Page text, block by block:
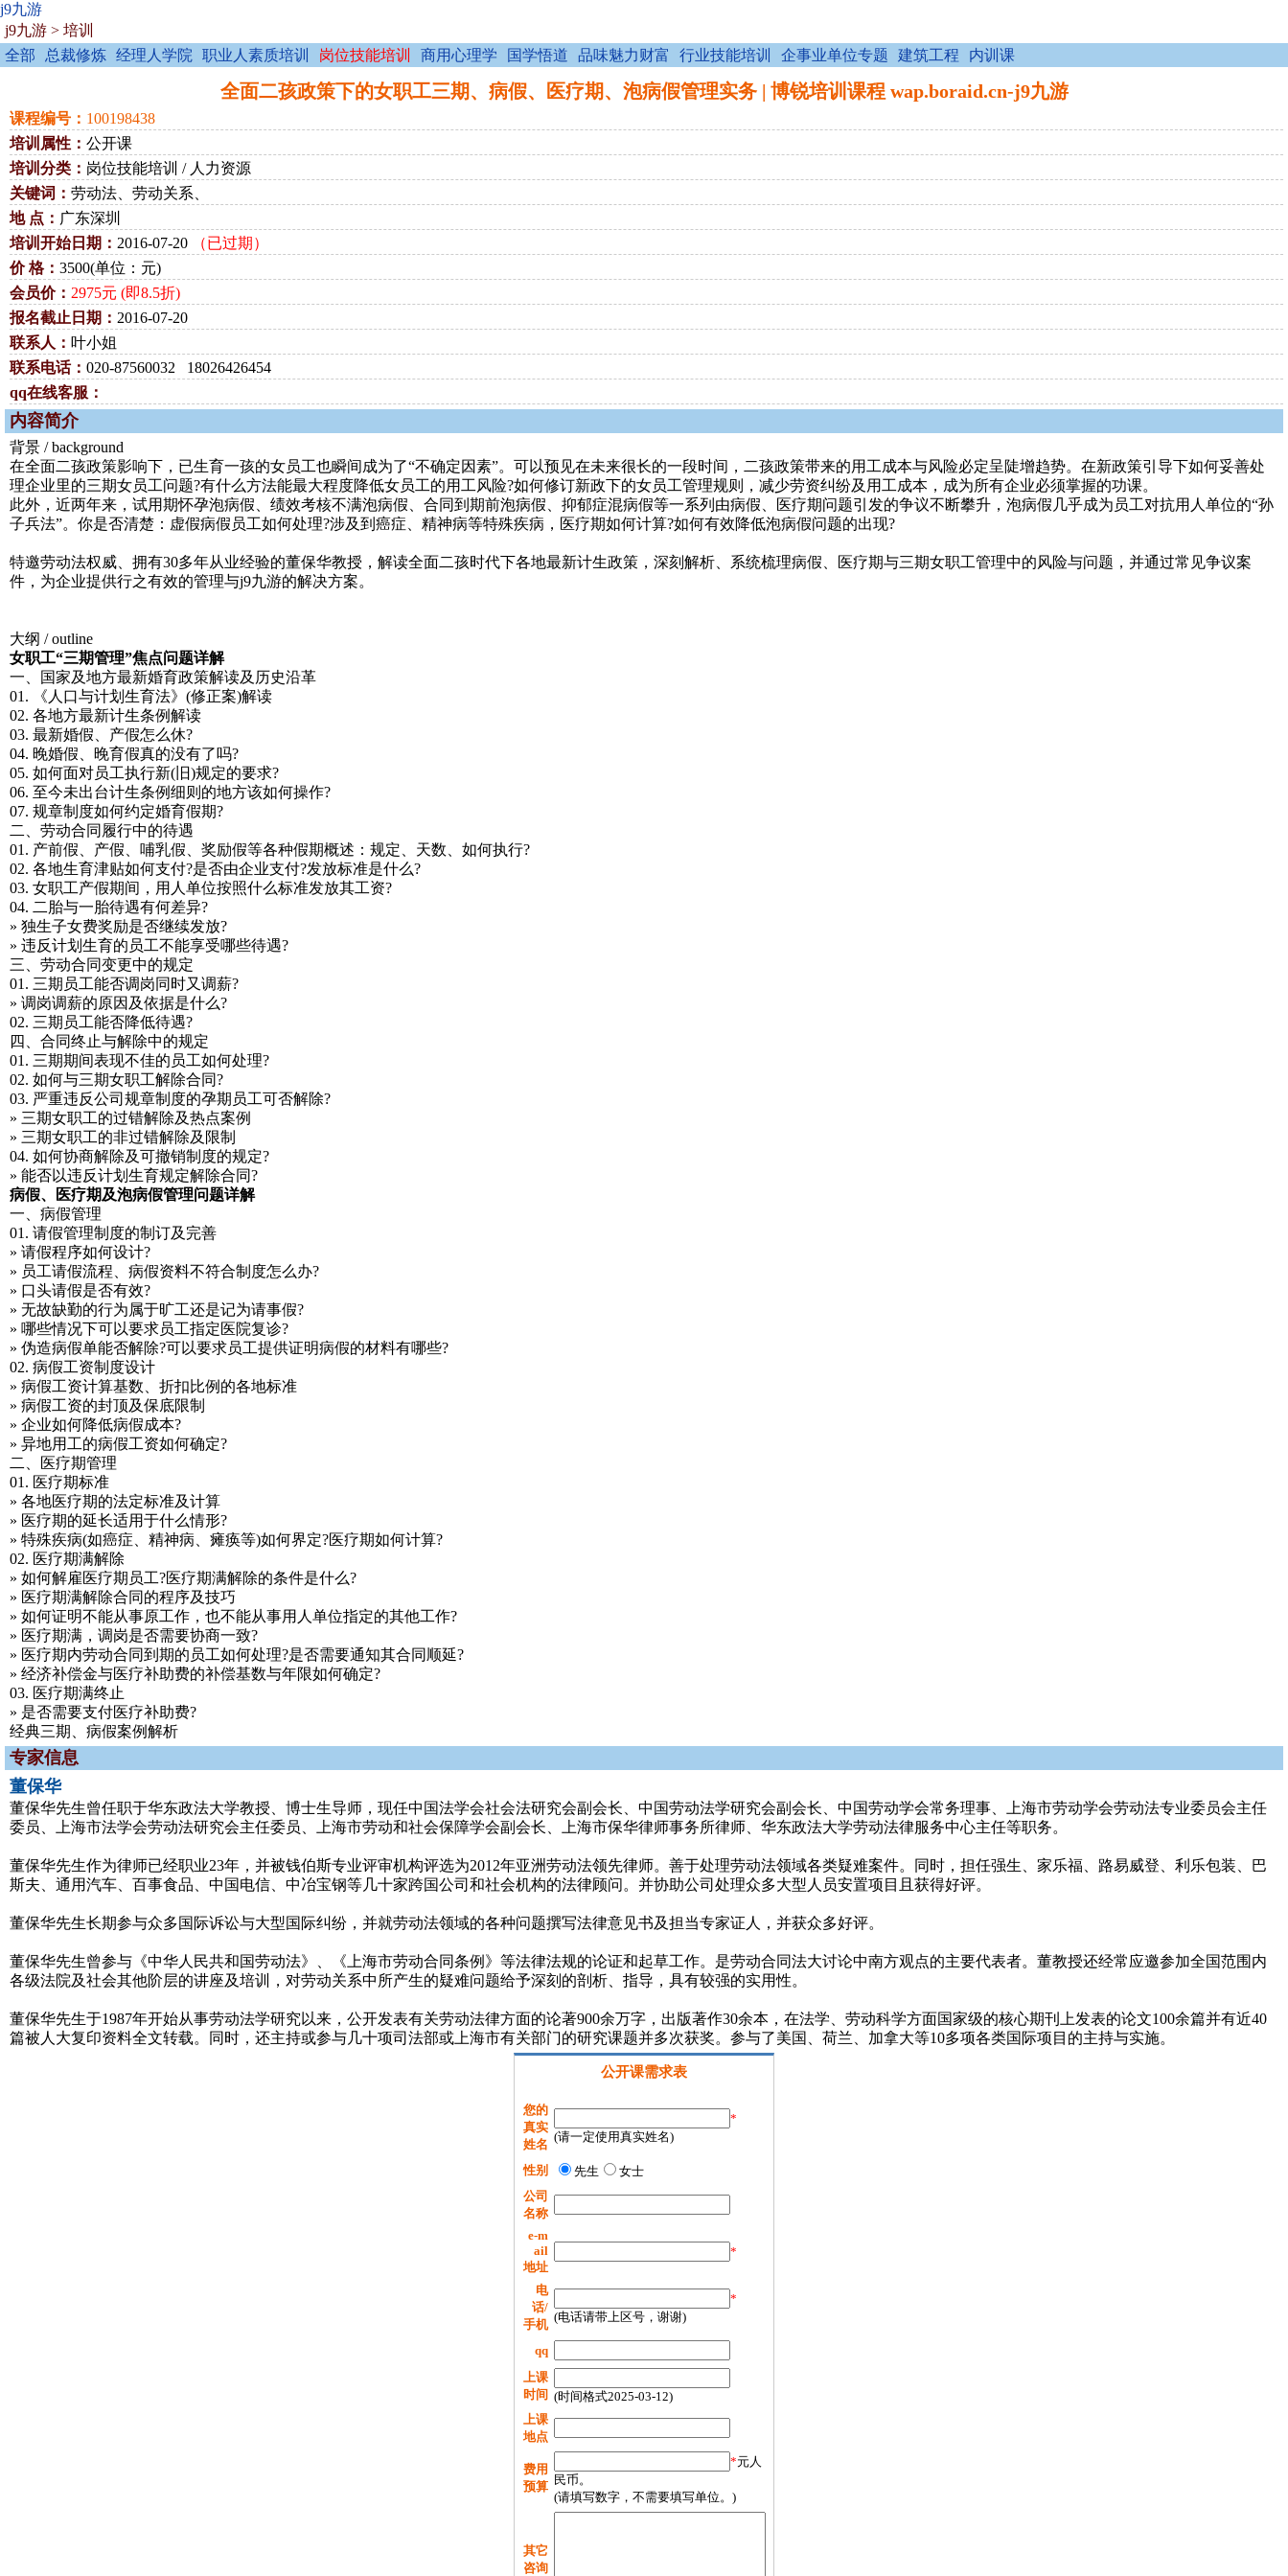
j9九游
j9九游 > 培训
全部
总裁修炼 经理人学院 职业人素质培训 岗位技能培训 商用心理学 国学悟道 品味魅力财富 行业技能培训 企事业单位专题 建筑工程 内训课
全面二孩政策下的女职工三期、病假、医疗期、泡病假管理实务 | 博锐培训课程 wap.boraid.cn-j9九游
课程编号： 100198438
培训属性： 公开课
培训分类： 岗位技能培训 / 人力资源
关键词： 劳动法、劳动关系、
地 点： 广东深圳
培训开始日期： 2016-07-20
（已过期）
价 格： 3500(单位：元)
会员价： 2975元 (即8.5折)
报名截止日期： 2016-07-20
联系人： 叶小姐
联系电话： 020-87560032 18026426454
qq在线客服：
内容简介
背景 / background
在全面二孩政策影响下，已生育一孩的女员工也瞬间成为了“不确定因素”。可以预见在未来很长的一段时间，二孩政策带来的用工成本与风险必定呈陡增趋势。在新政策引导下如何妥善处
理企业里的三期女员工问题?有什么方法能最大程度降低女员工的用工风险?如何修订新政下的女员工管理规则，减少劳资纠纷及用工成本，成为所有企业必须掌握的功课。
此外，近两年来，试用期怀孕泡病假、绩效考核不满泡病假、合同到期前泡病假、抑郁症混病假等一系列由病假、医疗期问题引发的争议不断攀升，泡病假几乎成为员工对抗用人单位的“孙
子兵法”。你是否清楚：虚假病假员工如何处理?涉及到癌症、精神病等特殊疾病，医疗期如何计算?如何有效降低泡病假问题的出现?
特邀劳动法权威、拥有30多年从业经验的董保华教授，解读全面二孩时代下各地最新计生政策，深刻解析、系统梳理病假、医疗期与三期女职工管理中的风险与问题，并通过常见争议案
件，为企业提供行之有效的管理与j9九游的解决方案。
大纲 / outline
女职工“三期管理”焦点问题详解
一、国家及地方最新婚育政策解读及历史沿革
01. 《人口与计划生育法》(修正案)解读
02. 各地方最新计生条例解读
03. 最新婚假、产假怎么休?
04. 晚婚假、晚育假真的没有了吗?
05. 如何面对员工执行新(旧)规定的要求?
06. 至今未出台计生条例细则的地方该如何操作?
07. 规章制度如何约定婚育假期?
二、劳动合同履行中的待遇
01. 产前假、产假、哺乳假、奖励假等各种假期概述：规定、天数、如何执行?
02. 各地生育津贴如何支付?是否由企业支付?发放标准是什么?
03. 女职工产假期间，用人单位按照什么标准发放其工资?
04. 二胎与一胎待遇有何差异?
» 独生子女费奖励是否继续发放?
» 违反计划生育的员工不能享受哪些待遇?
三、劳动合同变更中的规定
01. 三期员工能否调岗同时又调薪?
» 调岗调薪的原因及依据是什么?
02. 三期员工能否降低待遇?
四、合同终止与解除中的规定
01. 三期期间表现不佳的员工如何处理?
02. 如何与三期女职工解除合同?
03. 严重违反公司规章制度的孕期员工可否解除?
» 三期女职工的过错解除及热点案例
» 三期女职工的非过错解除及限制
04. 如何协商解除及可撤销制度的规定?
» 能否以违反计划生育规定解除合同?
病假、医疗期及泡病假管理问题详解
一、病假管理
01. 请假管理制度的制订及完善
» 请假程序如何设计?
» 员工请假流程、病假资料不符合制度怎么办?
» 口头请假是否有效?
» 无故缺勤的行为属于旷工还是记为请事假?
» 哪些情况下可以要求员工指定医院复诊?
» 伪造病假单能否解除?可以要求员工提供证明病假的材料有哪些?
02. 病假工资制度设计
» 病假工资计算基数、折扣比例的各地标准
» 病假工资的封顶及保底限制
» 企业如何降低病假成本?
» 异地用工的病假工资如何确定?
二、医疗期管理
01. 医疗期标准
» 各地医疗期的法定标准及计算
» 医疗期的延长适用于什么情形?
» 特殊疾病(如癌症、精神病、瘫痪等)如何界定?医疗期如何计算?
02. 医疗期满解除
» 如何解雇医疗期员工?医疗期满解除的条件是什么?
» 医疗期满解除合同的程序及技巧
» 如何证明不能从事原工作，也不能从事用人单位指定的其他工作?
» 医疗期满，调岗是否需要协商一致?
» 医疗期内劳动合同到期的员工如何处理?是否需要通知其合同顺延?
» 经济补偿金与医疗补助费的补偿基数与年限如何确定?
03. 医疗期满终止
» 是否需要支付医疗补助费?
经典三期、病假案例解析
专家信息
董保华
董保华先生曾任职于华东政法大学教授、博士生导师，现任中国法学会社会法研究会副会长、中国劳动法学研究会副会长、中国劳动学会常务理事、上海市劳动学会劳动法专业委员会主任
委员、上海市法学会劳动法研究会主任委员、上海市劳动和社会保障学会副会长、上海市保华律师事务所律师、华东政法大学劳动法律服务中心主任等职务。
董保华先生作为律师已经职业23年，并被钱伯斯专业评审机构评选为2012年亚洲劳动法领先律师。善于处理劳动法领域各类疑难案件。同时，担任强生、家乐福、路易威登、利乐包装、巴
斯夫、通用汽车、百事食品、中国电信、中冶宝钢等几十家跨国公司和社会机构的法律顾问。并协助公司处理众多大型人员安置项目且获得好评。
董保华先生长期参与众多国际诉讼与大型国际纠纷，并就劳动法领域的各种问题撰写法律意见书及担当专家证人，并获众多好评。
董保华先生曾参与《中华人民共和国劳动法》、《上海市劳动合同条例》等法律法规的论证和起草工作。是劳动合同法大讨论中南方观点的主要代表者。董教授还经常应邀参加全国范围内
各级法院及社会其他阶层的讲座及培训，对劳动关系中所产生的疑难问题给予深刻的剖析、指导，具有较强的实用性。
董保华先生于1987年开始从事劳动法学研究以来，公开发表有关劳动法律方面的论著900余万字，出版著作30余本，在法学、劳动科学方面国家级的核心期刊上发表的论文100余篇并有近40
篇被人大复印资料全文转载。同时，还主持或参与几十项司法部或上海市有关部门的研究课题并多次获奖。参与了美国、荷兰、加拿大等10多项各类国际项目的主持与实施。
公开课需求表
您的
真实
姓名
*
(请一定使用真实姓名)
性别 先生
女士
公司
名称
e-m
ail
地址
*
电
话/
手机
*
(电话请带上区号，谢谢)
qq
上课
时间 (时间格式2025-03-12)
上课
地点
费用
预算
*元人
民币。
(请填写数字，不需要填写单位。)
其它
咨询